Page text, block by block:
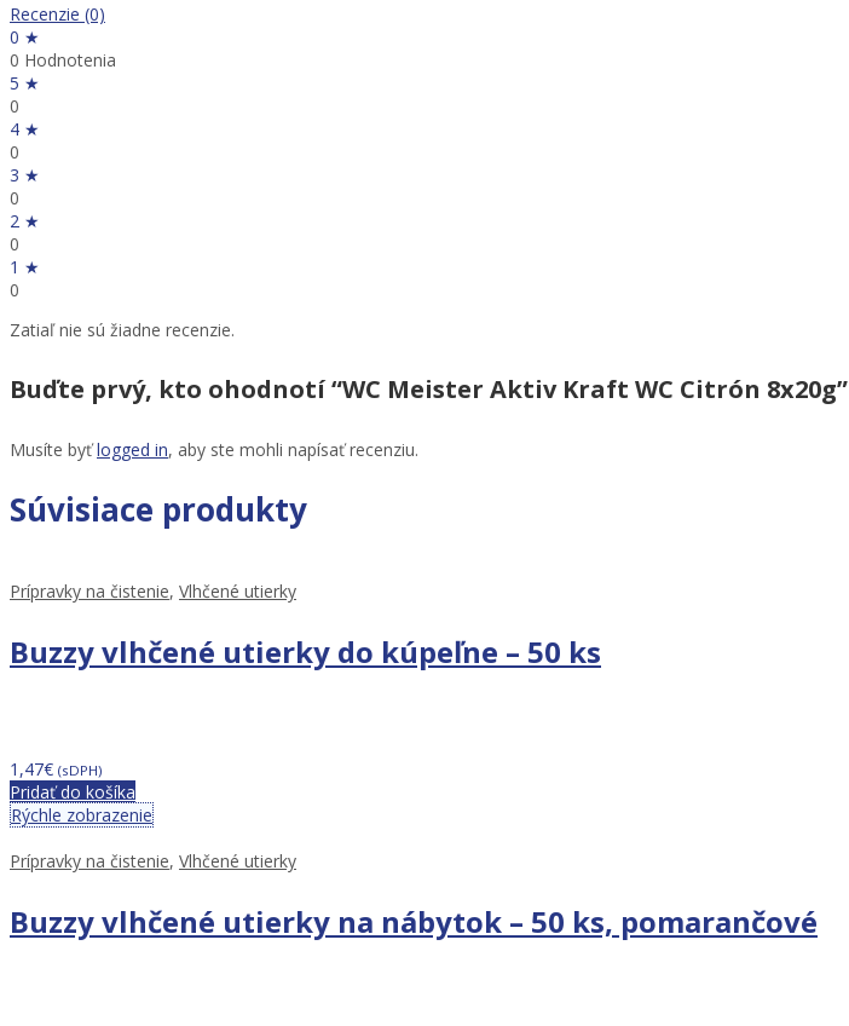
Recenzie (0)
0 ★
0 Hodnotenia
5 ★
0
4 ★
0
3 ★
0
2 ★
0
1 ★
0
Zatiaľ nie sú žiadne recenzie.
Buďte prvý, kto ohodnotí “WC Meister Aktiv Kraft WC Citrón 8x20g”
Musíte byťlogged in, aby ste mohli napísať recenziu.
Súvisiace produkty
Prípravky na čistenie, Vlhčené utierky
Buzzy vlhčené utierky do kúpeľne – 50 ks
1,47€ (sDPH)
Pridať do košíka
Rýchle zobrazenie
Prípravky na čistenie, Vlhčené utierky
Buzzy vlhčené utierky na nábytok – 50 ks, pomarančové